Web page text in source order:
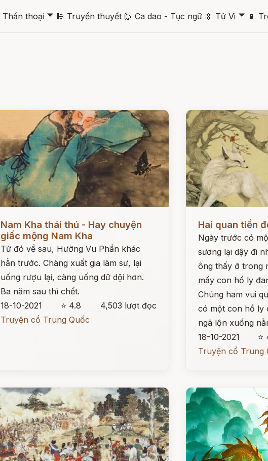
Thần thoại 🞃 🕌 Truyền thuyết 🙋 Ca dao - Tục ngữ 🔯 Tử Vi 🞃 📱
Nam Kha thái thú - Hay chuyện
giấc mộng Nam Kha
Từ đó về sau, Hưởng Vu Phần khác
hẳn trước. Chàng xuất gia làm sư, lại
uống rượu lại, càng uống dữ dội hơn.
Ba năm sau thì chết.
18-10-2021
⭐ 4.8
4,503 lượt đọc
Truyện cổ Trung Quốc
Hai quan tiền
Ngày trước có
sương lại dậy đi
ông thấy ở trong
mấy con hồ ly
Chúng ham vui
có một con hồ ly
ngã lộn xuống
18-10-2021
⭐
Truyện cổ Trung